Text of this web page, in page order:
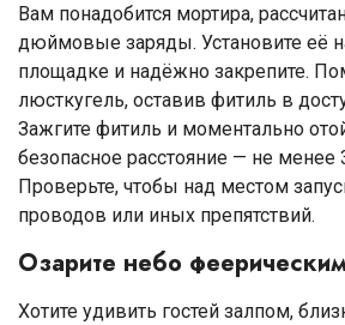
Вам понадобится мортира,
дюймовые заряды. Установите её
площадке и надёжно закрепите.
люсткугель, оставив фитиль в
Зажгите фитиль и моментально
безопасное расстояние — не менее
Проверьте, чтобы над местом
проводов или иных препятствий.
Озарите небо
Хотите удивить гостей залпом,